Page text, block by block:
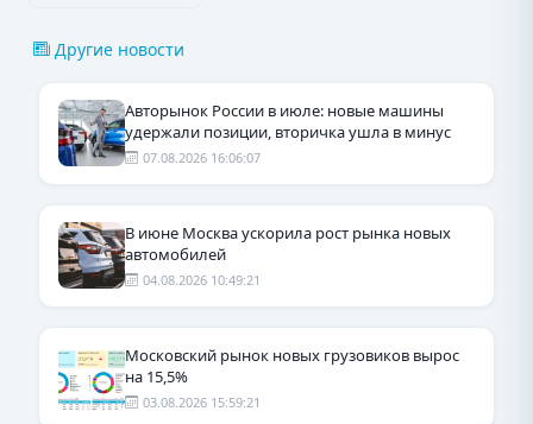
Другие новости
Авторынок России в июле: новые машины
удержали позиции, вторичка ушла в минус
07.08.2026 16:06:07
В июне Москва ускорила рост рынка новых
автомобилей
04.08.2026 10:49:21
Московский рынок новых грузовиков вырос
на 15,5%
03.08.2026 15:59:21